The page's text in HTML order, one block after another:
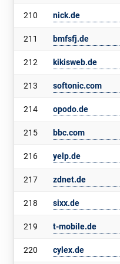
210 nick.de
211 bmfsfj.de
212 kikisweb.de
213 softonic.com
214 opodo.de
215 bbc.com
216 yelp.de
217 zdnet.de
218 sixx.de
219 t-mobile.de
220 cylex.de